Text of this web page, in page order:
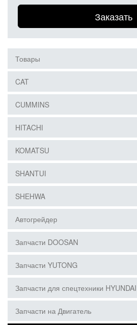
Заказать
Товары
CAT
CUMMINS
HITACHI
KOMATSU
SHANTUI
SHEHWA
Автогрейдер
Запчасти DOOSAN
Запчасти YUTONG
Запчасти для спецтехники HYUNDAI
Запчасти на Двигатель